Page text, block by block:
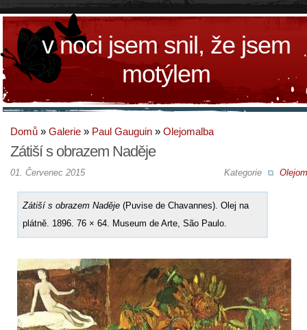
v noci jsem snil, že jsem
motýlem
Domů » Galerie » Paul Gauguin » Olejomalba
Zátiší s obrazem Naděje
Kategorie
01. Červenec 2015
Zátiší s obrazem Naděje (Puvise de Chavannes). Olej na
plátně. 1896. 76 × 64. Museum de Arte, São Paulo.